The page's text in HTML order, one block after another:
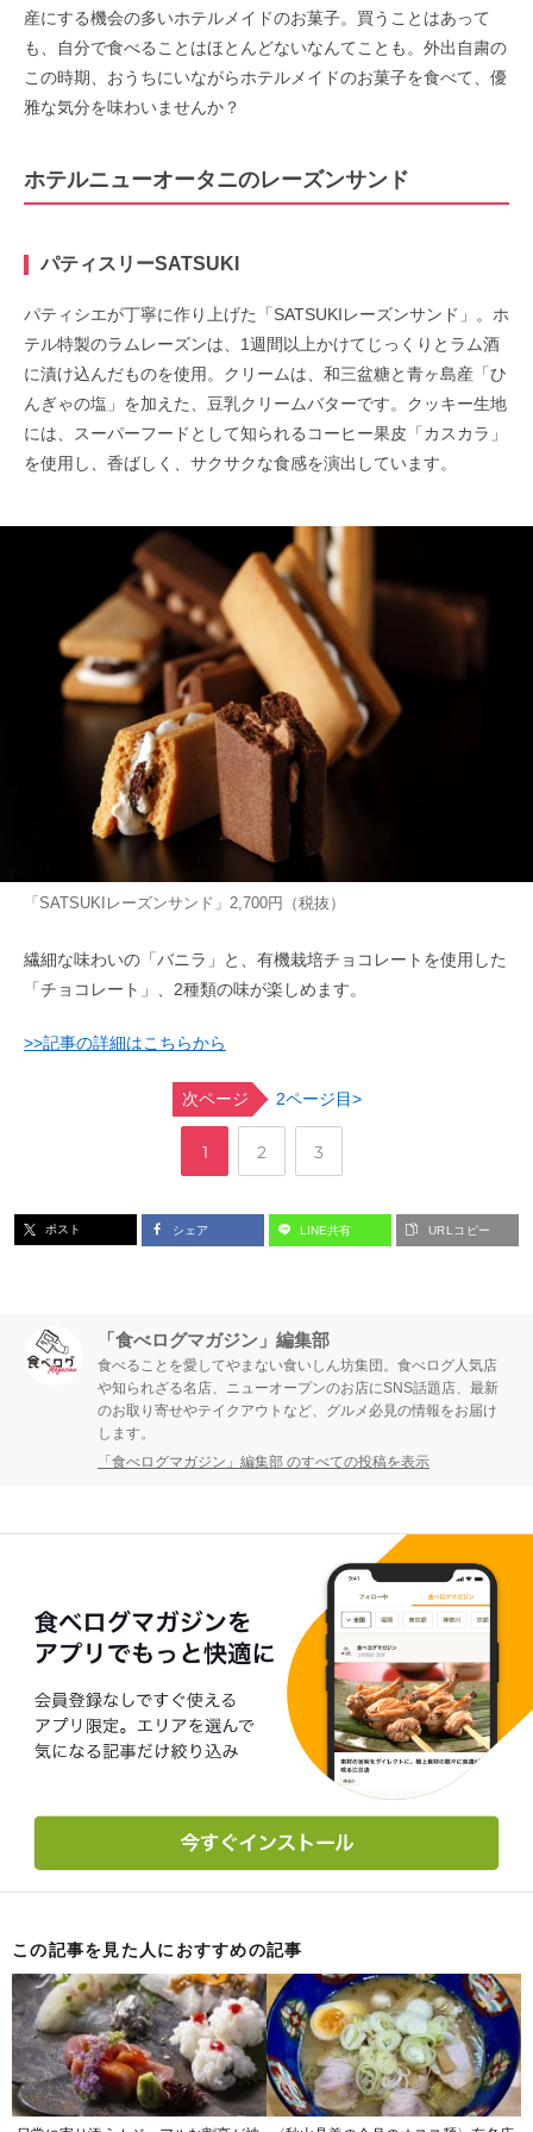
産にする機会の多いホテルメイドのお菓子。買うことはあって
も、自分で食べることはほとんどないなんてことも。外出自粛の
この時期、おうちにいながらホテルメイドのお菓子を食べて、優
雅な気分を味わいませんか？
ホテルニューオータニのレーズンサンド
パティスリーSATSUKI
パティシエが丁寧に作り上げた「SATSUKIレーズンサンド」。ホ
テル特製のラムレーズンは、1週間以上かけてじっくりとラム酒
に漬け込んだものを使用。クリームは、和三盆糖と青ヶ島産「ひ
んぎゃの塩」を加えた、豆乳クリームバターです。クッキー生地
には、スーパーフードとして知られるコーヒー果皮「カスカラ」
を使用し、香ばしく、サクサクな食感を演出しています。
「SATSUKIレーズンサンド」2,700円（税抜）
繊細な味わいの「バニラ」と、有機栽培チョコレートを使用した
「チョコレート」、2種類の味が楽しめます。
>>記事の詳細はこちらから
次ページ 2ページ目>
ペ
ジ
1
,
ペ
ジ
2
,
ペ
ジ
3
ポスト シェア LINE共有 URLコピー
「食べログマガジン」編集部
食べることを愛してやまない食いしん坊集団。食べログ人気店
や知られざる名店、ニューオープンのお店にSNS話題店、最新
のお取り寄せやテイクアウトなど、グルメ必見の情報をお届け
します。
「食べログマガジン」編集部 のすべての投稿を表示
この記事を見た人におすすめの記事